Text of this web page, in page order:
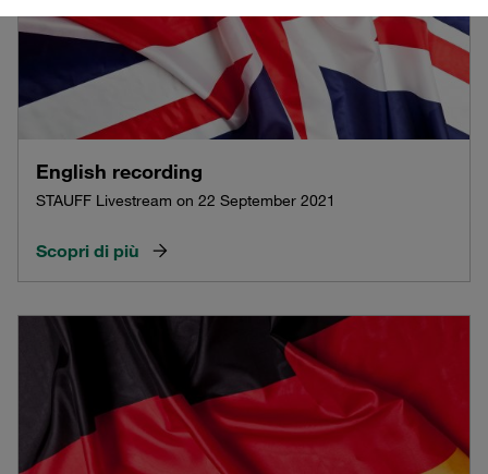
English recording
STAUFF Livestream on 22 September 2021
Scopri di più